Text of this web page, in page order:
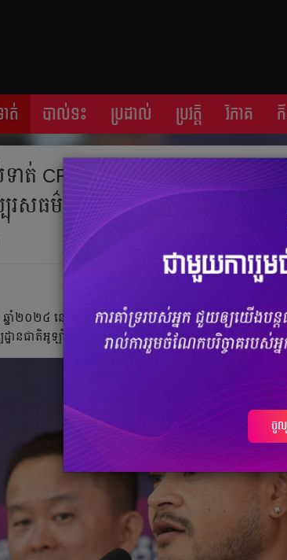
ត់ បាល់ទះ ប្រដាល់ ប្រវត្តិ​​ វិភាគ
ាត់ CFSS បញ្ជាក់​ពីវត្ដមាន​សម្ដេច​ត
បុរសធម៌
ឆ្នាំ​២០២៤ នេះ គឺ​នៅ​សល់​តែ ៣​ថ្ងៃ​ទៀត​ប៉ុណ្ណោះ ព្រឹត្ដិការណ៍​
ាន​ជាតិ​អូឡាំពិក។
ចូល